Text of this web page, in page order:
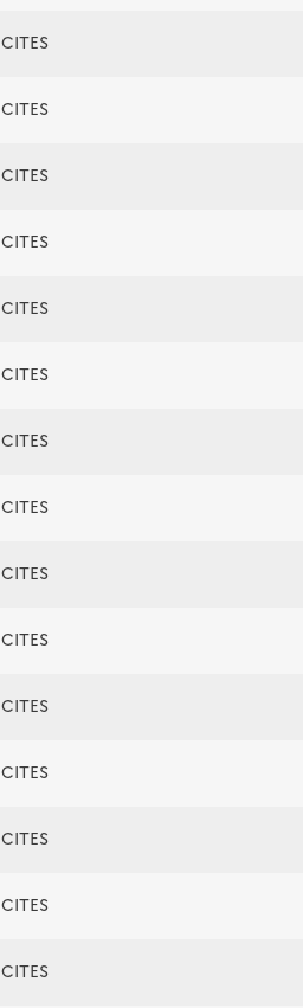
CITES
CITES
CITES
CITES
CITES
CITES
CITES
CITES
CITES
CITES
CITES
CITES
CITES
CITES
CITES